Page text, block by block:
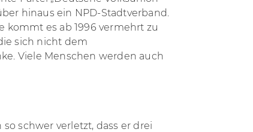
hinaus ein NPD-Stadtverband.
kommt es ab 1996 vermehrt zu
sich nicht dem
Viele Menschen werden auch
schwer verletzt, dass er drei